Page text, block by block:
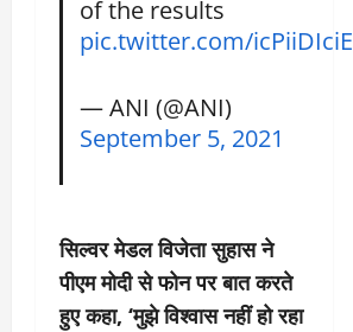
of the results
pic.twitter.com/icPiiDIciE
— ANI (@ANI)
September 5, 2021
सिल्वर मेडल विजेता सुहास ने
पीएम मोदी से फोन पर बात करते
हुए कहा, ‘मुझे विश्वास नहीं हो रहा